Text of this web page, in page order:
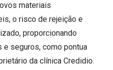
materiais
o risco de rejeição e
proporcionando
seguros, como pontua
da clínica Credidio.